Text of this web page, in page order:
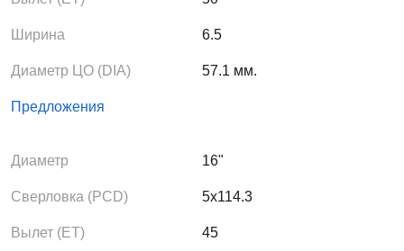
глянцево-черным лакокрасочным покрытием.
Ширина 6.5
Диаметр ЦО (DIA) 57.1 мм.
Предложения
Диаметр 16"
Сверловка (PCD) 5x114.3
Вылет (ЕТ) 45